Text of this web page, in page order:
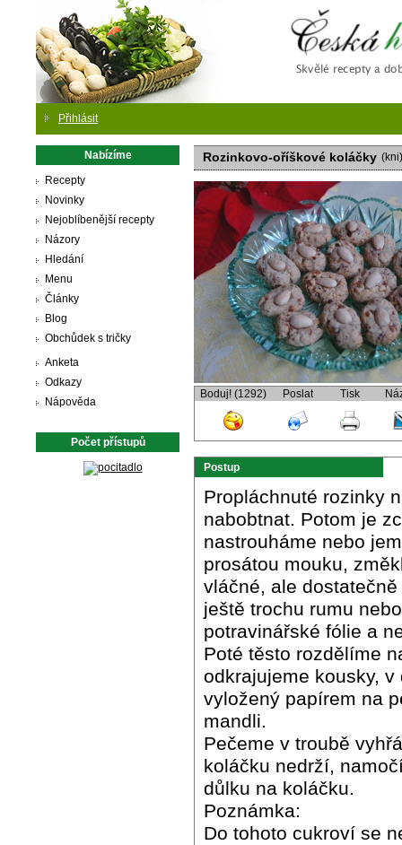
Přihlásit
Nabízíme
Recepty
Novinky
Nejoblíbenější recepty
Názory
Hledání
Menu
Články
Blog
Obchůdek s tričky
Anketa
Odkazy
Nápověda
Počet přístupů
Rozinkovo-oříškové koláčky (kni)
Boduj! (1292) Poslat Tisk
Postup
Propláchnuté rozinky
nabobtnat. Potom je
nastrouháme nebo
prosátou mouku,
vláčné, ale
ještě trochu rumu
potravinářské fólie a
Poté těsto rozdělíme
odkrajujeme kousky,
vyložený papírem na
mandli.
Pečeme v troubě
koláčku nedrží,
důlku na koláčku.
Poznámka:
Do tohoto cukroví se